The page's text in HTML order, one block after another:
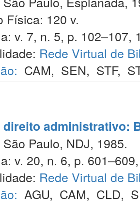
Física: 120 v.
v. 7, n. 5, p. 102–107,
Rede Virtual de
CAM, SEN, STF,
administrativo:
Paulo, NDJ, 1985.
v. 20, n. 6, p.
Rede Virtual de
AGU, CAM, CLD,